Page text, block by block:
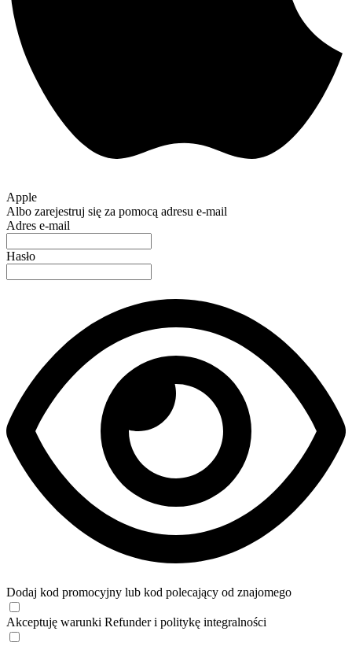
Apple
Albo zarejestruj się za pomocą adresu e-mail
Adres e-mail
Hasło
Dodaj kod promocyjny lub kod polecający od znajomego
Akceptuję warunki Refunder i politykę integralności